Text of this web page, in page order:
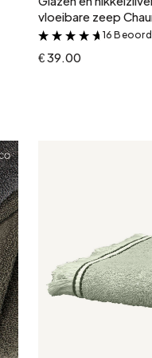
vloeibare zeep
&
16
€ 39.00